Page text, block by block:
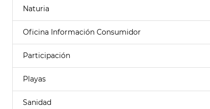
Naturia
Oficina Información Consumidor
Participación
Playas
Sanidad